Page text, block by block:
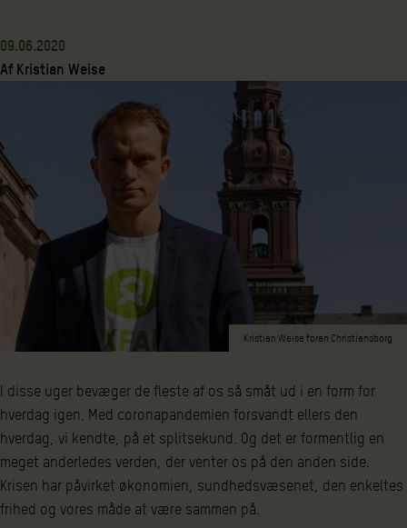
09.06.2020
Af Kristian Weise
Kristian Weise foran Christiansborg
I disse uger bevæger de fleste af os så småt ud i en form for
hverdag igen. Med coronapandemien forsvandt ellers den
hverdag, vi kendte, på et splitsekund. Og det er formentlig en
meget anderledes verden, der venter os på den anden side.
Krisen har påvirket økonomien, sundhedsvæsenet, den enkeltes
frihed og vores måde at være sammen på.